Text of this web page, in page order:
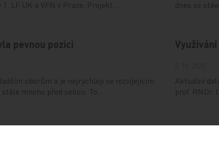
LF UK a VFN v Praze. Projekt…
dnes se
pevnou pozici
oborům a je nejrychleji se rozvíjejícím
mnoho před sebou. To…
Aktuální
prof. RNDr.
pacient vědět, varuje
Krejčí: